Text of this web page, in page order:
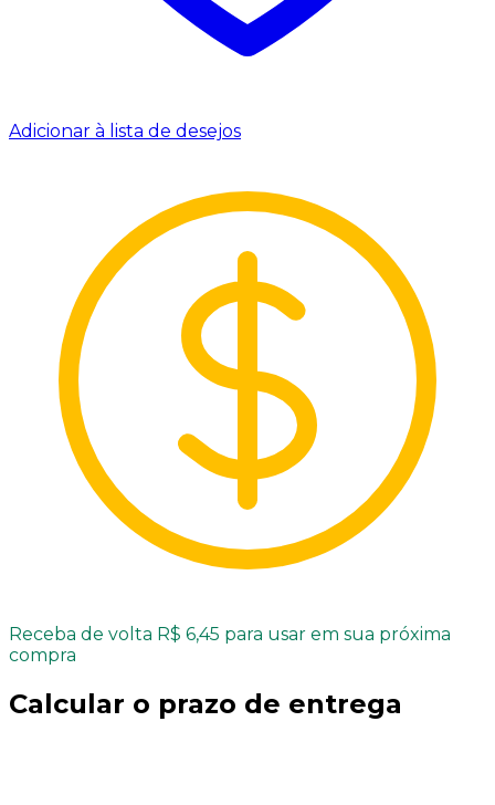
Adicionar à lista de desejos
Receba de volta R$ 6,45 para usar em sua próxima
compra
Calcular o prazo de entrega